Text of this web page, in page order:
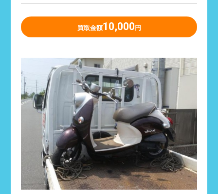
買取金額10,000 円